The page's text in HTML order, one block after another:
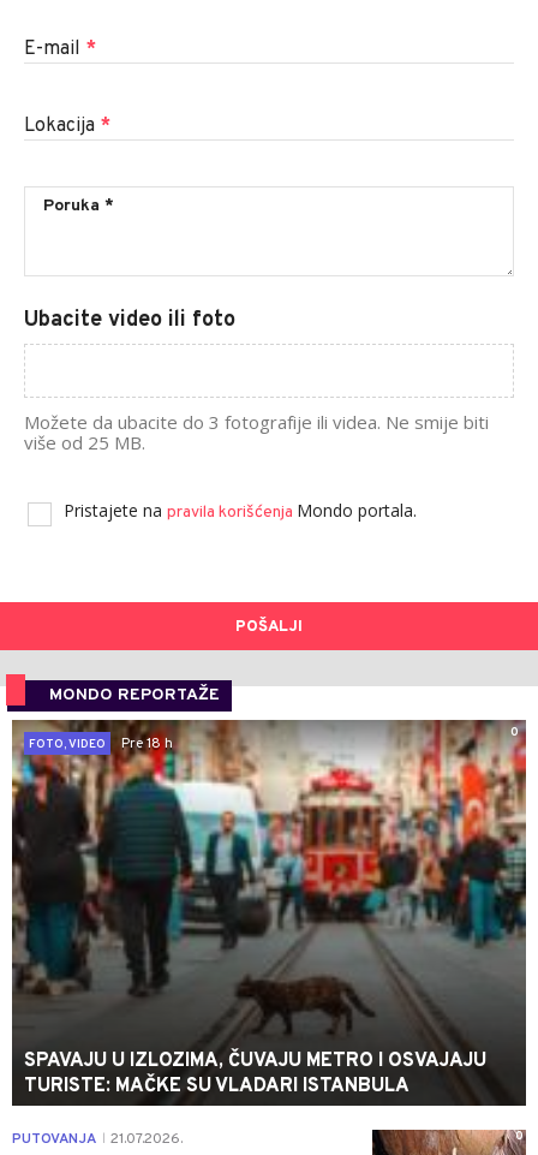
E-mail *
Lokacija *
Ubacite video ili foto
Možete da ubacite do 3 fotografije ili videa. Ne smije biti
više od 25 MB.
Pristajete na pravila korišćenja Mondo portala.
POŠALJI
MONDO REPORTAŽE
0
FOTO, VIDEO
Pre 18 h
SPAVAJU U IZLOZIMA, ČUVAJU METRO I OSVAJAJU
TURISTE: MAČKE SU VLADARI ISTANBULA
0
PUTOVANJA 21.07.2026.